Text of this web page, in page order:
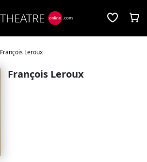
François Leroux
François Leroux